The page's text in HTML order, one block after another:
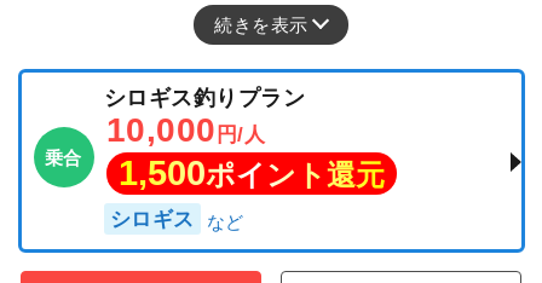
続きを表示
乗合
シロギス釣りプラン
10,000 円/人
1,500ポイント還元
シロギス